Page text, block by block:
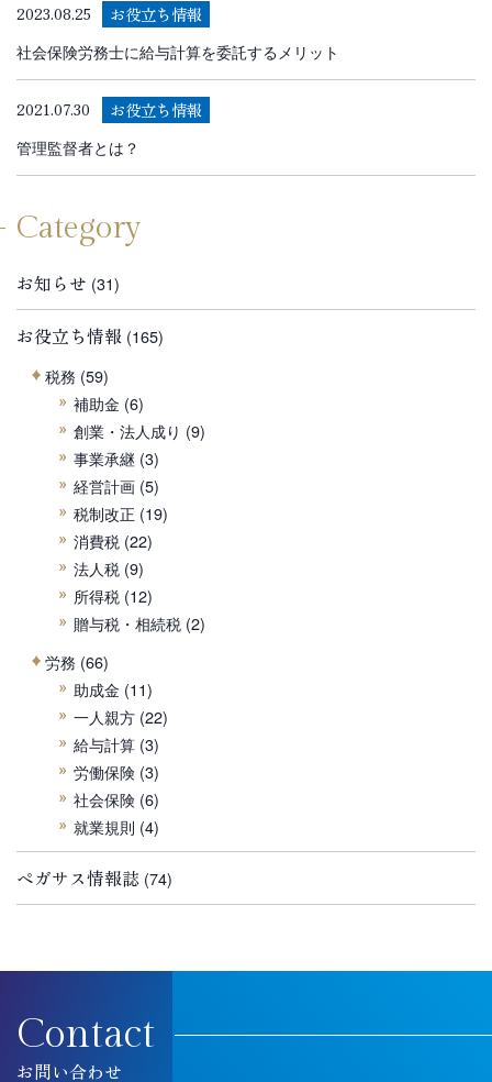
2023.08.25
お役立ち情報
社会保険労務士に給与計算を委託するメリット
2021.07.30
お役立ち情報
管理監督者とは？
Category
お知らせ (31)
お役立ち情報 (165)
税務 (59)
補助金 (6)
創業・法人成り (9)
事業承継(3)
経営計画(5)
税制改正 (19)
消費税(22)
法人税(9)
所得税(12)
贈与税・相続税(2)
労務 (66)
助成金 (11)
一人親方(22)
給与計算(3)
労働保険(3)
社会保険(6)
就業規則 (4)
ペガサス情報誌 (74)
Contact
お問い合わせ